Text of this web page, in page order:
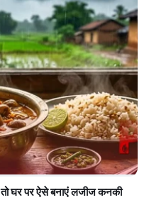
तो घर पर ऐसे बनाएं लजीज कनकी